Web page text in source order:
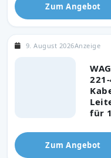
Zum Angebot
221-
für
9. August 2026Anzeige
Zum Angebot